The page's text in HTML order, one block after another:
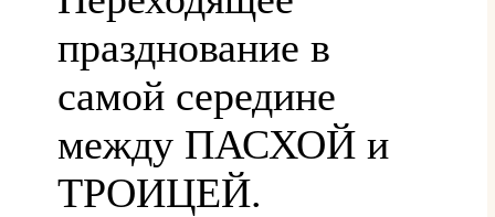
празднование в
самой середине
между ПАСХОЙ и
ТРОИЦЕЙ.